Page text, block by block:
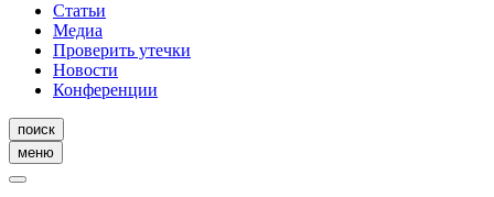
Статьи
Медиа
Проверить утечки
Новости
Конференции
поиск
меню